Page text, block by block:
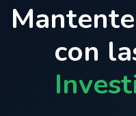
con